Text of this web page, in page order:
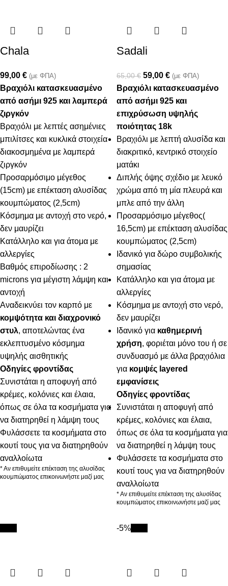
Chala
99,00 € (με ΦΠΑ)
Βραχιόλι κατασκευασμένο
από ασήμι 925 και λαμπερά
ζιργκόν
Βραχιόλι με λεπτές ασημένιες
μπιλίτσες και κυκλικά στοιχεία
διακοσμημένα με λαμπερά
ζιργκόν
Προσαρμόσιμο μέγεθος
(15cm) με επέκταση αλυσίδας
κουμπώματος (2,5cm)
Κόσμημα με αντοχή στο νερό,
δεν μαυρίζει
Κατάλληλο και για άτομα με
αλλεργίες
Βαθμός επιροδίωσης : 2
microns για μέγιστη λάμψη και
αντοχή
Αναδεικνύει τον καρπό με
κομψότητα και διαχρονικό
στυλ, αποτελώντας ένα
εκλεπτυσμένο κόσμημα
υψηλής αισθητικής
Οδηγίες φροντίδας
Συνιστάται η αποφυγή από
κρέμες, κολόνιες και έλαια,
όπως σε όλα τα κοσμήματα για
να διατηρηθεί η λάμψη τους
Φυλάσσετε τα κοσμήματα στο
κουτί τους για να διατηρηθούν
αναλλοίωτα
* Αν επιθυμείτε επέκταση της αλυσίδας
κουμπώματος επικοινωνήστε μαζί μας
Sadali
65,00€ 59,00 € (με ΦΠΑ)
Βραχιόλι κατασκευασμένο
από ασήμι 925 και
επιχρύσωση υψηλής
ποιότητας 18k
Βραχιόλι με λεπτή αλυσίδα και
διακριτικό, κεντρικό στοιχείο
ματάκι
Διπλής όψης σχέδιο με λευκό
χρώμα από τη μία πλευρά και
μπλε από την άλλη
Προσαρμόσιμο μέγεθος(
16,5cm) με επέκταση αλυσίδας
κουμπώματος (2,5cm)
Ιδανικό για δώρο συμβολικής
σημασίας
Κατάλληλο και για άτομα με
αλλεργίες
Κόσμημα με αντοχή στο νερό,
δεν μαυρίζει
Ιδανικό για καθημερινή
χρήση, φοριέται μόνο του ή σε
συνδυασμό με άλλα βραχιόλια
για κομψές layered
εμφανίσεις
Οδηγίες φροντίδας
Συνιστάται η αποφυγή από
κρέμες, κολόνιες και έλαια,
όπως σε όλα τα κοσμήματα για
να διατηρηθεί η λάμψη τους
Φυλάσσετε τα κοσμήματα στο
κουτί τους για να διατηρηθούν
αναλλοίωτα
* Αν επιθυμείτε επέκταση της αλυσίδας
κουμπώματος επικοινωνήστε μαζί μας
-5%